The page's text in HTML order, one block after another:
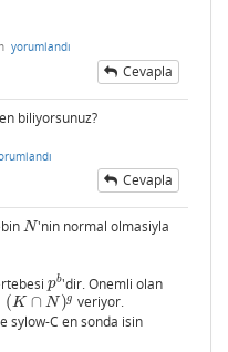
yorumlandı
Cevapla
biliyorsunuz?
Cevapla
N
N 'nin normal olmasiyla
pb
pb'dir. Onemli olan
(K ∩ N )g
)g
veriyor.
sylow-C en sonda isin